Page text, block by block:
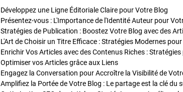
Développez une Ligne Éditoriale Claire pour Votre Blog
Présentez-vous : L'Importance de l'Identité Auteur pour
L'Art de Choisir un Titre Efficace : Stratégies Modernes pour
Optimiser vos Articles grâce aux Liens
Engagez la Conversation pour Accroître la Visibilité de
Amplifiez la Portée de Votre Blog : Le partage est la clé du